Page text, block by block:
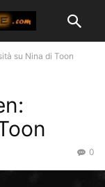
su Nina di Toon
0